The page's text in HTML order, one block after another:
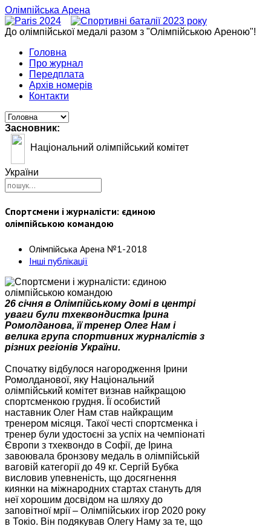
Олімпійська Арена
До олімпійської медалі разом з "Олімпійською Ареною"!
Головна
Про журнал
Передплата
Архів номерів
Контакти
Засновник:
Національний олімпійський комітет
України
Спортсмени і журналісти: єдиною
олімпійською командою
Олімпійська Арена №1-2018
Інші публікації
26 січня в Олімпійському домі в центрі
уваги були тхеквондистка Ірина
Ромолданова, її тренер Олег Нам і
велика група спортивних журналістів з
різних регіонів України.
Спочатку відбулося нагородження Ірини
Ромолданової, яку Національний
олімпійський комітет визнав найкращою
спортсменкою грудня. Її особистий
наставник Олег Нам став найкращим
тренером місяця. Такої честі спортсменка і
тренер були удостоєні за успіх на чемпіонаті
Європи з тхеквондо в Софії, де Ірина
завоювала бронзову медаль в олімпійській
ваговій категорії до 49 кг. Сергій Бубка
висловив упевненість, що досягнення
киянки на міжнародних стартах стануть для
неї хорошим досвідом на шляху до
заповітної мрії – Олімпійських ігор 2020 року
в Токіо. Він подякував Олегу Наму за те, що